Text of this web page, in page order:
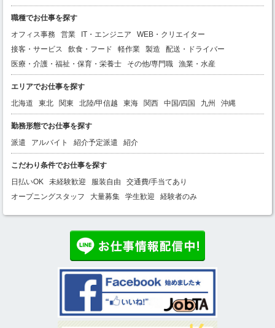
職種でお仕事を探す
オフィス事務
営業 IT・エンジニア
WEB・クリエイター
接客・サービス
飲食・フード 軽作業 製造
配送・ドライバー
医療・介護・福祉・保育・栄養士
その他/専門職 漁業・水産
エリアでお仕事を探す
北海道
東北 関東 北陸/甲信越 東海 関西 中国/四国 九州 沖縄
勤務形態でお仕事を探す
派遣
アルバイト 紹介予定派遣 紹介
こだわり条件でお仕事を探す
日払いOK
未経験歓迎 服装自由
交通費/手当てあり
オープニングスタッフ
大量募集 学生歓迎 経験者のみ